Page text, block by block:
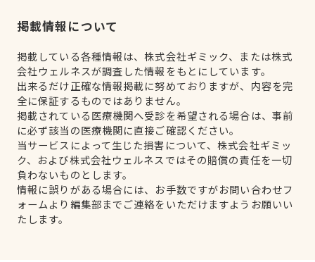
掲載情報について
掲載している各種情報は、株式会社ギミック、または株式
会社ウェルネスが調査した情報をもとにしています。
出来るだけ正確な情報掲載に努めておりますが、内容を完
全に保証するものではありません。
掲載されている医療機関へ受診を希望される場合は、事前
に必ず該当の医療機関に直接ご確認ください。
当サービスによって生じた損害について、株式会社ギミッ
ク、および株式会社ウェルネスではその賠償の責任を一切
負わないものとします。
情報に誤りがある場合には、お手数ですがお問い合わせフ
ォームより編集部までご連絡をいただけますようお願いい
たします。